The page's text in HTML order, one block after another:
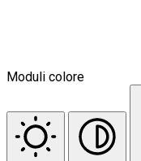
Moduli colore